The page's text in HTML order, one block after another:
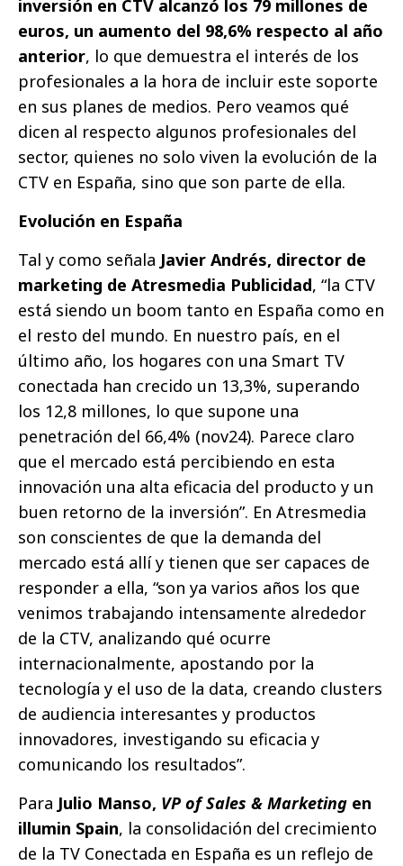
inversión en CTV alcanzó los 79 millones de
euros, un aumento del 98,6% respecto al año
anterior, lo que demuestra el interés de los
profesionales a la hora de incluir este soporte
en sus planes de medios. Pero veamos qué
dicen al respecto algunos profesionales del
sector, quienes no solo viven la evolución de la
CTV en España, sino que son parte de ella.
Evolución en España
Tal y como señala Javier Andrés, director de
marketing de Atresmedia Publicidad, “la CTV
está siendo un boom tanto en España como en
el resto del mundo. En nuestro país, en el
último año, los hogares con una Smart TV
conectada han crecido un 13,3%, superando
los 12,8 millones, lo que supone una
penetración del 66,4% (nov24). Parece claro
que el mercado está percibiendo en esta
innovación una alta eficacia del producto y un
buen retorno de la inversión”. En Atresmedia
son conscientes de que la demanda del
mercado está allí y tienen que ser capaces de
responder a ella, “son ya varios años los que
venimos trabajando intensamente alrededor
de la CTV, analizando qué ocurre
internacionalmente, apostando por la
tecnología y el uso de la data, creando clusters
de audiencia interesantes y productos
innovadores, investigando su eficacia y
comunicando los resultados”.
Para Julio Manso, VP of Sales & Marketing en
illumin Spain, la consolidación del crecimiento
de la TV Conectada en España es un reflejo de